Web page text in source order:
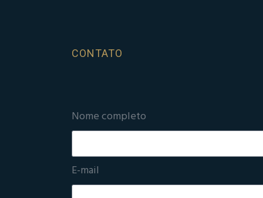
CONTATO
Nome completo
E-mail